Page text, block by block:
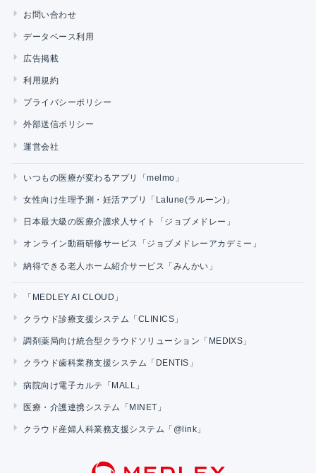
お問い合わせ
データベース利用
広告掲載
利用規約
プライバシーポリシー
外部送信ポリシー
運営会社
いつもの医療が変わるアプリ「melmo」
女性向け生理予測・妊活アプリ「Lalune(ラルーン)」
日本最大級の医療介護求人サイト「ジョブメドレー」
オンライン動画研修サービス「ジョブメドレーアカデミー」
納得できる老人ホーム紹介サービス「みんかい」
「MEDLEY AI CLOUD」
クラウド診療支援システム「CLINICS」
調剤薬局向け統合型クラウドソリューション「MEDIXS」
クラウド歯科業務支援システム「DENTIS」
病院向け電子カルテ「MALL」
医療・介護連携システム「MINET」
クラウド産婦人科業務支援システム「@link」